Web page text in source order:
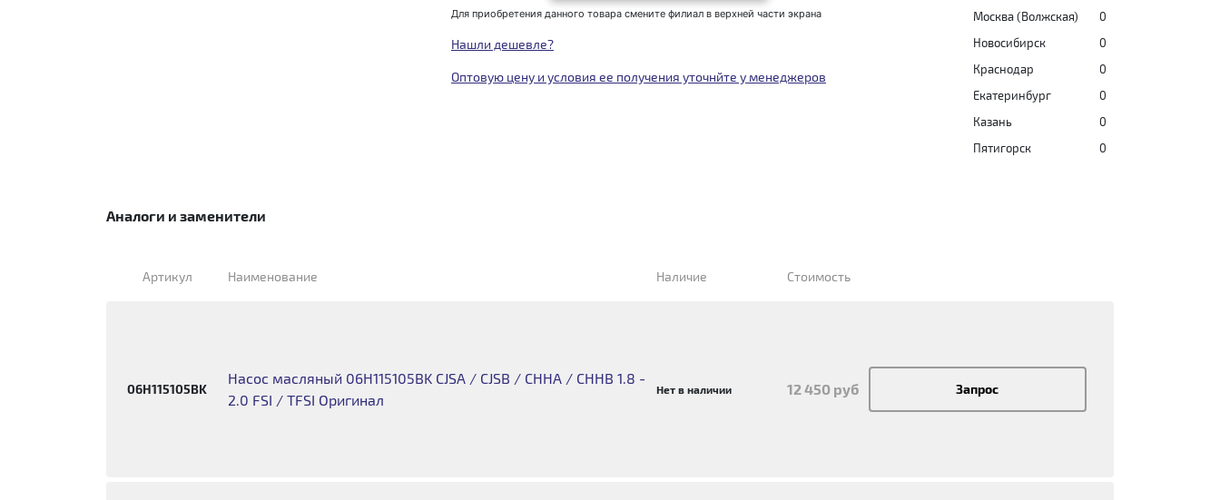
Для приобретения данного товара смените филиал в верхней части экрана
Нашли дешевле?
Оптовую цену и условия ее получения уточнйте у менеджеров
Москва (Волжская)
0
Новосибирск
0
Краснодар
0
Екатеринбург
0
Казань
0
Пятигорск
0
Аналоги и заменители
Артикул Наименование Наличие Стоимость
06H115105BK
Насос масляный 06H115105BK CJSA / CJSB / CHHA / CHHB 1.8 -
2.0 FSI / TFSI Оригинал
Нет в наличии 12 450 руб Запрос